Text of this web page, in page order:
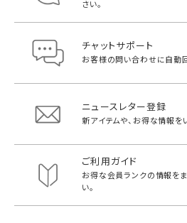
さい。
チャットサポート
お客様の問い合わせに自動
ニュースレター登録
新アイテムや、お得な情報を
ご利用ガイド
お得な会員ランクの情報をま
い。